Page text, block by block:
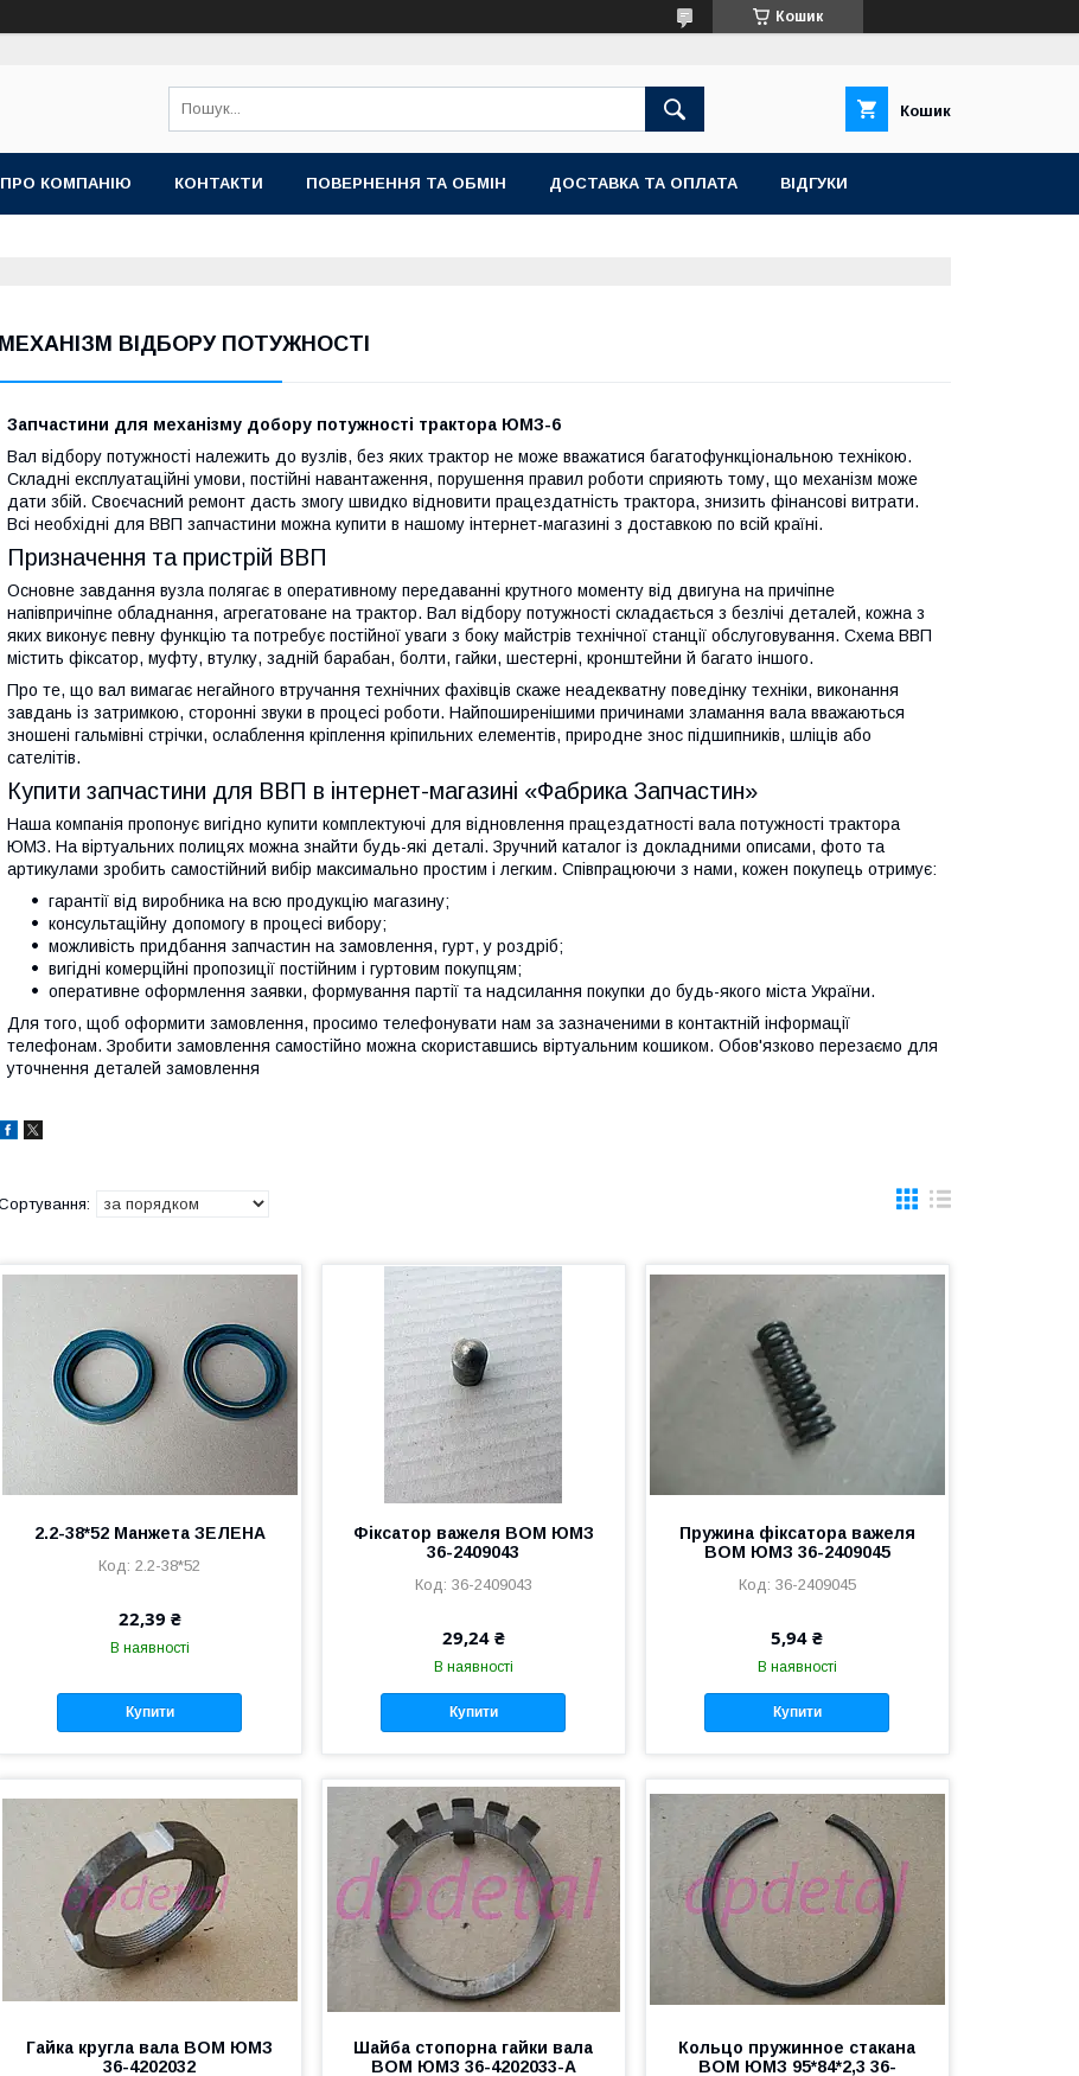
Кошик
Кошик
ПРО КОМПАНІЮ КОНТАКТИ ПОВЕРНЕННЯ ТА ОБМІН ДОСТАВКА ТА ОПЛАТА ВІДГУКИ
МЕХАНІЗМ ВІДБОРУ ПОТУЖНОСТІ
Запчастини для механізму добору потужності трактора ЮМЗ-6
Вал відбору потужності належить до вузлів, без яких трактор не може вважатися багатофункціональною технікою.
Складні експлуатаційні умови, постійні навантаження, порушення правил роботи сприяють тому, що механізм може
дати збій. Своєчасний ремонт дасть змогу швидко відновити працездатність трактора, знизить фінансові витрати.
Всі необхідні для ВВП запчастини можна купити в нашому інтернет-магазині з доставкою по всій країні.
Призначення та пристрій ВВП
Основне завдання вузла полягає в оперативному передаванні крутного моменту від двигуна на причіпне
напівпричіпне обладнання, агрегатоване на трактор. Вал відбору потужності складається з безлічі деталей, кожна з
яких виконує певну функцію та потребує постійної уваги з боку майстрів технічної станції обслуговування. Схема ВВП
містить фіксатор, муфту, втулку, задній барабан, болти, гайки, шестерні, кронштейни й багато іншого.
Про те, що вал вимагає негайного втручання технічних фахівців скаже неадекватну поведінку техніки, виконання
завдань із затримкою, сторонні звуки в процесі роботи. Найпоширенішими причинами зламання вала вважаються
зношені гальмівні стрічки, ослаблення кріплення кріпильних елементів, природне знос підшипників, шліців або
сателітів.
Купити запчастини для ВВП в інтернет-магазині «Фабрика Запчастин»
Наша компанія пропонує вигідно купити комплектуючі для відновлення працездатності вала потужності трактора
ЮМЗ. На віртуальних полицях можна знайти будь-які деталі. Зручний каталог із докладними описами, фото та
артикулами зробить самостійний вибір максимально простим і легким. Співпрацюючи з нами, кожен покупець отримує:
гарантії від виробника на всю продукцію магазину;
консультаційну допомогу в процесі вибору;
можливість придбання запчастин на замовлення, гурт, у роздріб;
вигідні комерційні пропозиції постійним і гуртовим покупцям;
оперативне оформлення заявки, формування партії та надсилання покупки до будь-якого міста України.
Для того, щоб оформити замовлення, просимо телефонувати нам за зазначеними в контактній інформації
телефонам. Зробити замовлення самостійно можна скориставшись віртуальним кошиком. Обов'язково перезаємо для
уточнення деталей замовлення
2.2-38*52 Манжета ЗЕЛЕНА
2.2-38*52
22,39 ₴
В наявності
Купити
Фіксатор важеля ВОМ ЮМЗ
36-2409043
36-2409043
29,24 ₴
В наявності
Купити
Пружина фіксатора важеля
ВОМ ЮМЗ 36-2409045
36-2409045
5,94 ₴
В наявності
Купити
Гайка кругла вала ВОМ ЮМЗ
36-4202032
Шайба стопорна гайки вала
ВОМ ЮМЗ 36-4202033-А
Кольцо пружинное стакана
ВОМ ЮМЗ 95*84*2,3 36-